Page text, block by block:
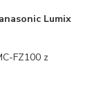
Lumix
FZ100 z